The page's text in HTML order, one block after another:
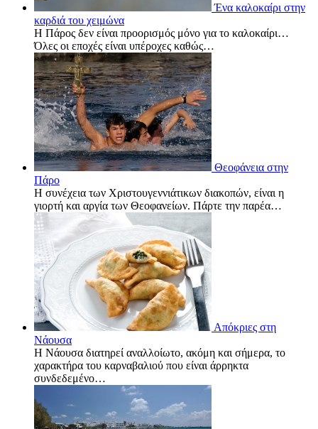
Ένα καλοκαίρι στην
καρδιά του χειμώνα
Η Πάρος δεν είναι προορισμός μόνο για το καλοκαίρι…
Όλες οι εποχές είναι υπέροχες καθώς…
Θεοφάνεια στην
Πάρο
Η συνέχεια των Χριστουγεννιάτικων διακοπών, είναι η
γιορτή και αργία των Θεοφανείων. Πάρτε την παρέα…
Απόκριες στη
Νάουσα
Η Νάουσα διατηρεί αναλλοίωτο, ακόμη και σήμερα, το
χαρακτήρα του καρναβαλιού που είναι άρρηκτα
συνδεδεμένο…